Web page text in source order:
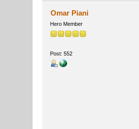
Omar Piani
Hero Member
Post: 552